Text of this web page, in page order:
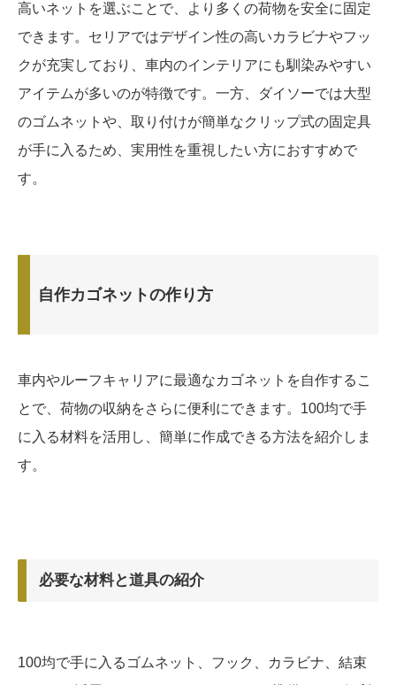
高いネットを選ぶことで、より多くの荷物を安全に固定
できます。セリアではデザイン性の高いカラビナやフッ
クが充実しており、車内のインテリアにも馴染みやすい
アイテムが多いのが特徴です。一方、ダイソーでは大型
のゴムネットや、取り付けが簡単なクリップ式の固定具
が手に入るため、実用性を重視したい方におすすめで
す。
自作カゴネットの作り方
車内やルーフキャリアに最適なカゴネットを自作するこ
とで、荷物の収納をさらに便利にできます。100均で手
に入る材料を活用し、簡単に作成できる方法を紹介しま
す。
必要な材料と道具の紹介
100均で手に入るゴムネット、フック、カラビナ、結束